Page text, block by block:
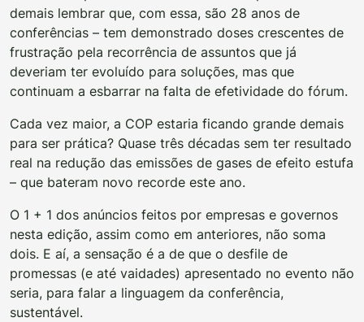
demais lembrar que, com essa, são 28 anos de
conferências – tem demonstrado doses crescentes de
frustração pela recorrência de assuntos que já
deveriam ter evoluído para soluções, mas que
continuam a esbarrar na falta de efetividade do fórum.
Cada vez maior, a COP estaria ficando grande demais
para ser prática? Quase três décadas sem ter resultado
real na redução das emissões de gases de efeito estufa
– que bateram novo recorde este ano.
O 1 + 1 dos anúncios feitos por empresas e governos
nesta edição, assim como em anteriores, não soma
dois. E aí, a sensação é a de que o desfile de
promessas (e até vaidades) apresentado no evento não
seria, para falar a linguagem da conferência,
sustentável.